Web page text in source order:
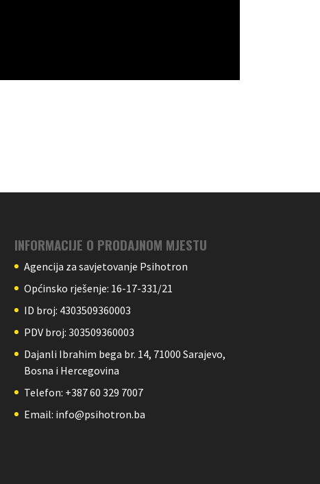
INFORMACIJE O PRODAJNOM MJESTU
Agencija za savjetovanje Psihotron
Općinsko rješenje: 16-17-331/21
ID broj: 4303509360003
PDV broj: 303509360003
Dajanli Ibrahim bega br. 14, 71000 Sarajevo,
Bosna i Hercegovina
Telefon: +387 60 329 7007
Email: info@psihotron.ba